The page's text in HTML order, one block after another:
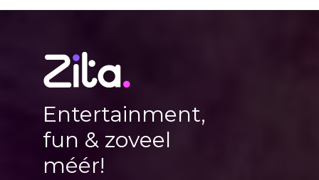
Entertainment,
fun & zoveel
méér!